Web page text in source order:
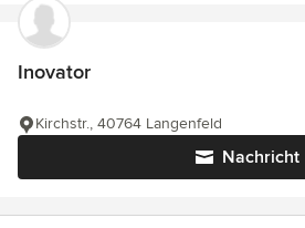
Inovator
Nachricht
Kirchstr., 40764 Langenfeld